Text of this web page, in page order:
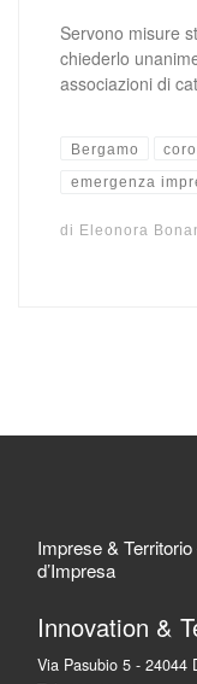
Servono misure
chiederlo
associazioni di
Bergamo
emergenza
di Eleonora
Imprese &
d’Impresa
Innovation &
Via Pasubio 5 - 24044